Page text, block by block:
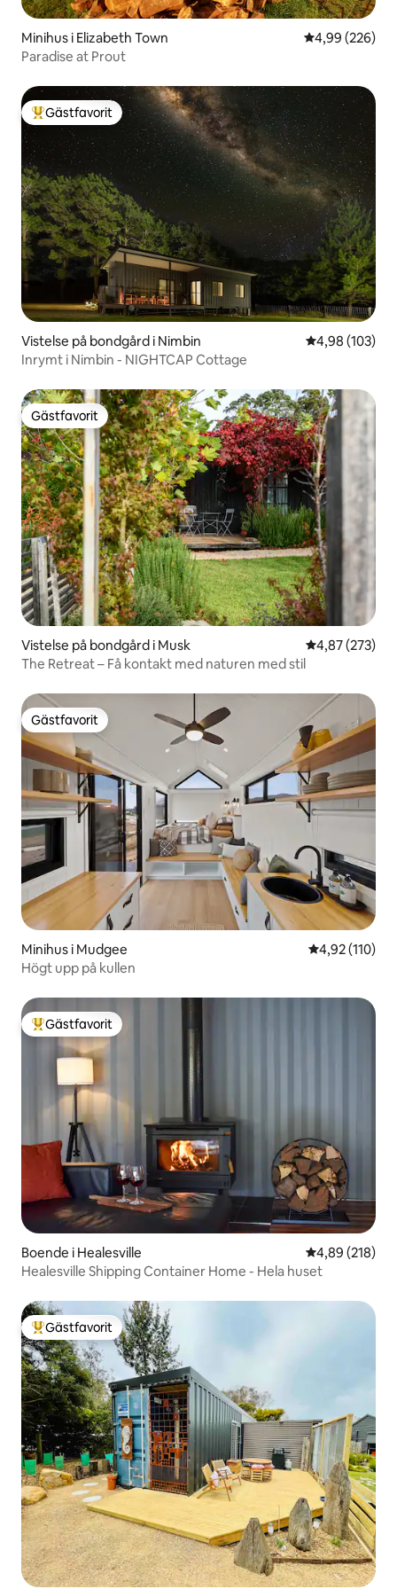
Minihus i Elizabeth Town 4,99 av 5 i
4,99 (226)
Paradise at Prout
Populär gästfavorit
Gästfavorit
Vistelse på bondgård i Nimbin 4,98 av 5 i
4,98 (103)
Inrymt i Nimbin - NIGHTCAP Cottage
Gästfavorit
Gästfavorit
Vistelse på bondgård i Musk 4,87 av 5 i
4,87 (273)
The Retreat – Få kontakt med naturen med stil
Gästfavorit
Gästfavorit
Minihus i Mudgee 4,92 av 5 i
4,92 (110)
Högt upp på kullen
Populär gästfavorit
Gästfavorit
Boende i Healesville 4,89 av 5 i
4,89 (218)
Healesville Shipping Container Home - Hela huset
Populär gästfavorit
Gästfavorit